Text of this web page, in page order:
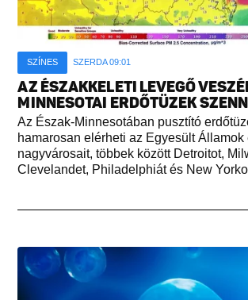
SZÍNES SZERDA 09:01
AZ ÉSZAKKELETI LEVEGŐ
MINNESOTAI ERDŐTÜZEK
Az Észak-Minnesotában pusztító
hamarosan elérheti az Egyesült Államok
nagyvárosait, többek között Detroitot,
Clevelandet, Philadelphiát és New